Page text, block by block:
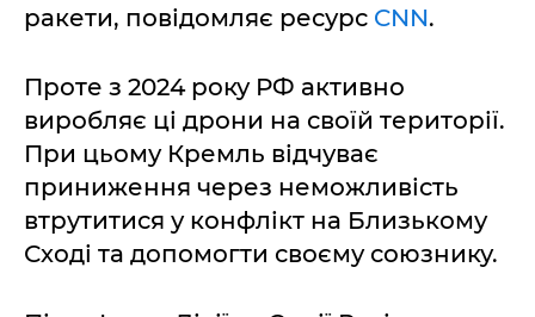
ракети, повідомляє ресурс CNN.
Проте з 2024 року РФ активно
виробляє ці дрони на своїй території.
При цьому Кремль відчуває
приниження через неможливість
втрутитися у конфлікт на Близькому
Сході та допомогти своєму союзнику.